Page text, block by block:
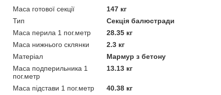
Маса готової секції
147 кг
Тип
Секція балюстради
Маса перила 1 пог.метр
28.35 кг
Маса нижнього склянки
2.3 кг
Матеріал
Мармур з бетону
Маса подперильника 1
пог.метр
13.13 кг
Маса підстави 1 пог.метр
40.38 кг